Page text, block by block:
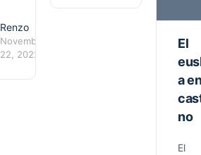
Renzo
November
22, 2022
El
a
no
El